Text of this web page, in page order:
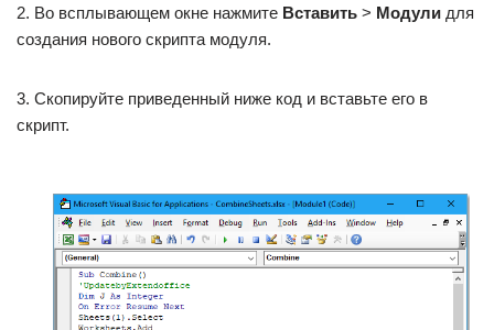
2. Во всплывающем окне нажмите Вставить > Модули для
создания нового скрипта модуля.
3. Скопируйте приведенный ниже код и вставьте его в
скрипт.